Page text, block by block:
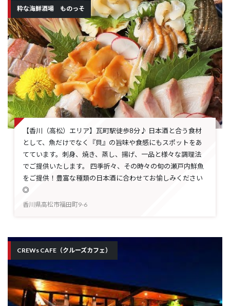
粋な海鮮酒場 ものっそ
【香川（高松）エリア】瓦町駅徒歩8分♪ 日本酒と合う食材
として、魚だけでなく『貝』の旨味や食感にもスポットをあ
てています。刺身、焼き、蒸し、揚げ、一品と様々な調理法
でご提供いたします。 四季折々、その時々の旬の瀬戸内鮮魚
をご提供！豊富な種類の日本酒に合わせてお愉しみください
◎
香川県高松市福田町9-6
CREWs CAFE（クルーズカフェ）